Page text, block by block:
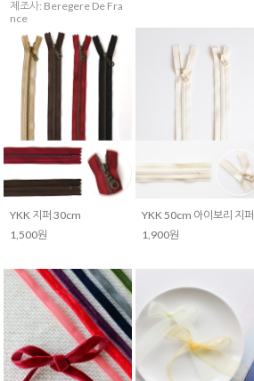
제조사: Beregere De Fra
nce
YKK 지퍼 30cm
1,500원
YKK 50cm 아이보리 지퍼
1,900원